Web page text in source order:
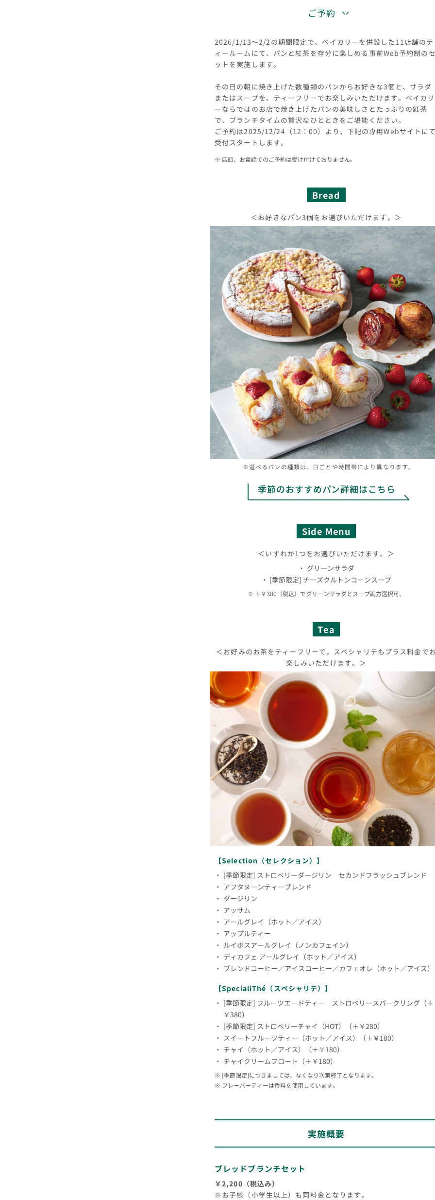
ご予約
2026/1/13～2/2の期間限定で、ベイカリーを併設した11店舗のテ
ィールームにて、パンと紅茶を存分に楽しめる事前Web予約制の
ットを実施します。
その日の朝に焼き上げた数種類のパンからお好きな3個と、サラダ
またはスープを、ティーフリーでお楽しみいただけます。ベイカリ
ーならではのお店で焼き上げたパンの美味しさとたっぷりの紅茶
で、ブランチタイムの贅沢なひとときをご堪能ください。
ご予約は2025/12/24（12：00）より、下記の専用Webサイトに
受付スタートします。
店頭、お電話でのご予約は受け付けておりません。
Bread
＜お好きなパン3個をお選びいただけます。＞
※選べるパンの種類は、日ごとや時間帯により異なります。
季節のおすすめパン詳細はこちら
Side Menu
＜いずれか1つをお選びいただけます。＞
グリーンサラダ
[季節限定] チーズクルトンコーンスープ
＋￥380（税込）でグリーンサラダとスープ両方選択可。
Tea
＜お好みのお茶をティーフリーで。スペシャリテもプラス料金で
楽しみいただけます。＞
【Selection（セレクション）】
[季節限定] ストロベリーダージリン セカンドフラッシュブレンド
アフタヌーンティーブレンド
ダージリン
アッサム
アールグレイ（ホット／アイス）
アップルティー
ルイボスアールグレイ（ノンカフェイン）
ディカフェ アールグレイ（ホット／アイス）
ブレンドコーヒー／アイスコーヒー／カフェオレ（ホット／アイス）
【SpecialiThé（スペシャリテ）】
[季節限定] フルーツエードティー ストロベリースパークリング（＋
￥380）
[季節限定] ストロベリーチャイ（HOT）（＋￥280）
スイートフルーツティー（ホット／アイス）（＋￥180）
チャイ（ホット／アイス）（＋￥180）
チャイクリームフロート（＋￥180）
[季節限定]につきましては、なくなり次第終了となります。
フレーバーティーは香料を使用しています。
実施概要
ブレッドブランチセット
￥2,200（税込み）
※お子様（小学生以上）も同料金となります。